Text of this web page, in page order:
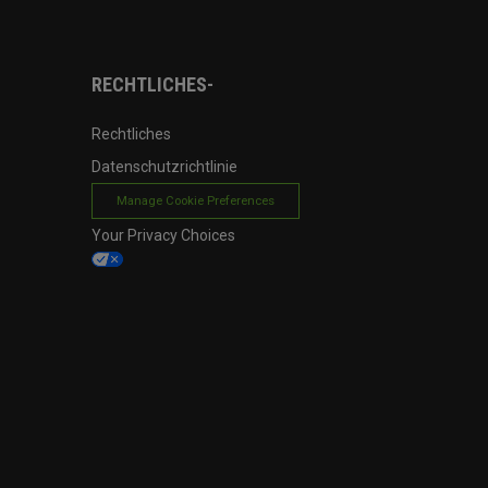
RECHTLICHES-
Rechtliches
Datenschutzrichtlinie
Manage Cookie Preferences
Your Privacy Choices